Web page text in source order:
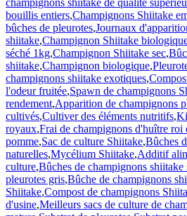
champignons shiitake de qualité
bouillis entiers,Champignons Shiitake
bûches de pleurotes,Journaux
shiitake,Champignon Shiitake
séché 1kg,Champignon Shiitake sec,
shiitake,Champignon biologique,
champignons shiitake exotiques,
l'odeur fruitée,Spawn de champignons
rendement,Apparition de champignons
cultivés,Cultiver des éléments nutritifs,
royaux,Frai de champignons d'huître
pomme,Sac de culture Shiitake,Bûches
naturelles,Mycélium Shiitake,Additif
culture,Bûches de champignons shiitake
pleurotes gris,Bûche de champignons
Shiitake,Compost de champignons
d'usine,Meilleurs sacs de culture de